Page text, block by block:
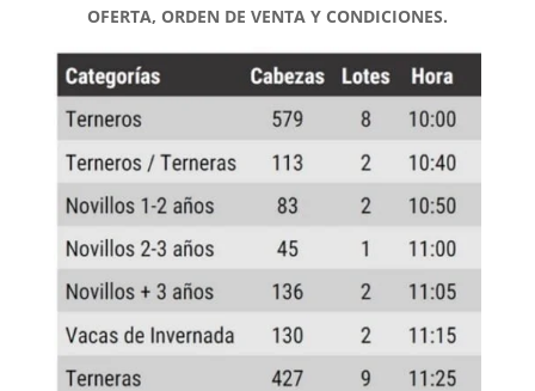
OFERTA, ORDEN DE VENTA Y CONDICIONES.